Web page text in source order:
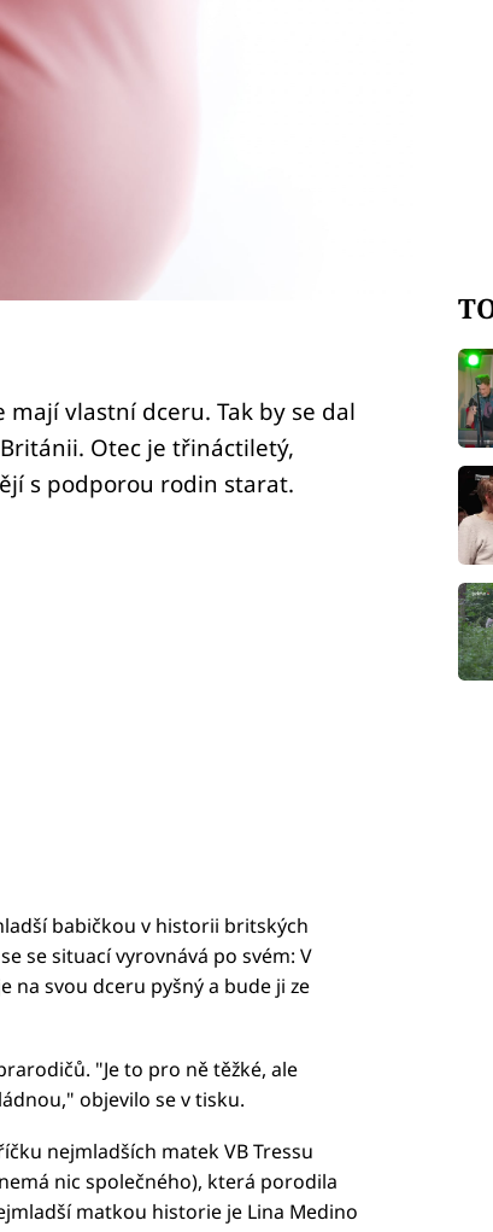
vlastní dceru. Tak by se dal
Otec je třináctiletý,
s podporou rodin starat.
babičkou v historii britských
se situací vyrovnává po svém: V
na svou dceru pyšný a bude ji ze
"Je to pro ně těžké, ale
objevilo se v tisku.
nejmladších matek VB Tressu
nic společného), která porodila
matkou historie je Lina Medino